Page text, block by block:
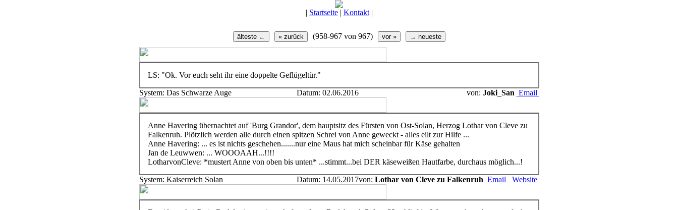
| Startseite| Kontakt|
(958-967 von 967)
LS: "Ok. Vor euch seht ihr eine doppelte Geflügeltür."
System: Das Schwarze Auge Datum: 02.06.2016 von: Joki_San Email
Anne Havering übernachtet auf 'Burg Grandor', dem hauptsitz des Fürsten von Ost-Solan, Herzog Lothar von Cleve zu
Falkenruh. Plötzlich werden alle durch einen spitzen Schrei von Anne geweckt - alles eilt zur Hilfe ...
Anne Havering: ... es ist nichts geschehen.......nur eine Maus hat mich scheinbar für Käse gehalten
Jan de Leuwwen: ... WOOOAAH...!!!!
LotharvonCleve: *mustert Anne von oben bis unten* ...stimmt...bei DER käseweißen Hautfarbe, durchaus möglich...!
System: Kaiserreich Solan Datum: 14.05.2017von: Lothar von Cleve zu Falkenruh Email Website